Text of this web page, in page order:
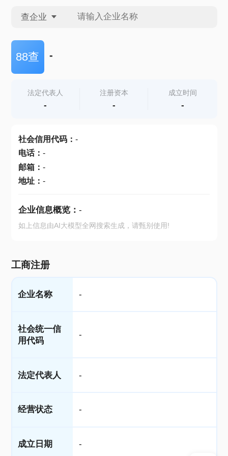
查企业
查企业
查产地
88查 -
法定代表人
-
注册资本
-
成立时间
-
社会信用代码： -
电话： -
邮箱： -
地址： -
企业信息概览： -
如上信息由AI大模型全网搜索生成，请甄别使用!
工商注册
企业名称 -
社会统一信
用代码
-
法定代表人 -
经营状态 -
成立日期 -